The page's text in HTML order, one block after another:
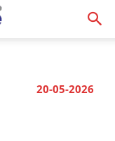
20-05-2026